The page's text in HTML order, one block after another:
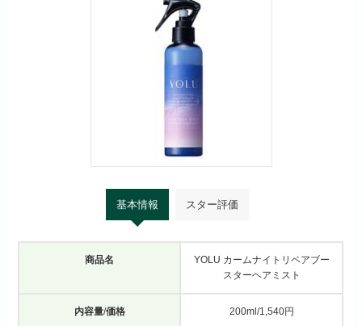
基本情報 スター評価
商品名
YOLU カームナイトリペアブー
スターヘアミスト
内容量/価格 200ml/1,540円